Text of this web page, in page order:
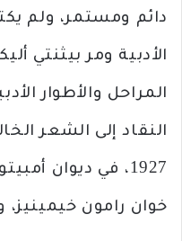
دائم ومستمر، ولم
الأدبية ومر ‏بيثنتي
المراحل والأطوار
1927، في ديوان
خوان رامون خيمينيز،